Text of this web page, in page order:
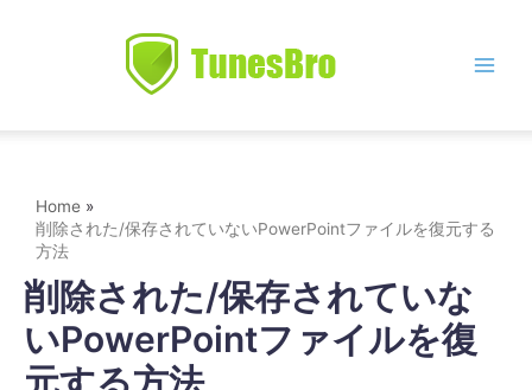
Home
削除された/保存されていないPowerPointファイルを復元する
方法
削除された/保存されていな
いPowerPointファイルを復